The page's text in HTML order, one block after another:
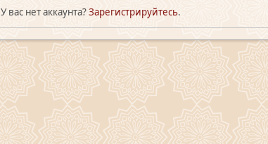
У вас нет аккаунта?Зарегистрируйтесь.